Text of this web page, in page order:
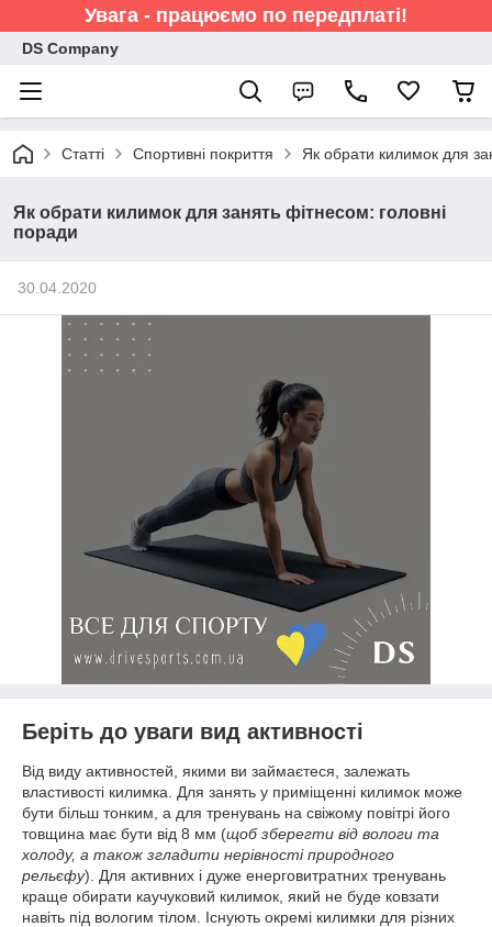
Увага - працюємо по передплаті!
DS Company
Статті Спортивні покриття Як обрати килимок для
Як обрати килимок для занять фітнесом: головні
поради
30.04.2020
Беріть до уваги вид активності
Від виду активностей, якими ви займаєтеся, залежать
властивості килимка. Для занять у приміщенні килимок може
бути більш тонким, а для тренувань на свіжому повітрі його
товщина має бути від 8 мм (щоб зберегти від вологи та
холоду, а також згладити нерівності природного
рельєфу). Для активних і дуже енерговитратних тренувань
краще обирати каучуковий килимок, який не буде ковзати
навіть під вологим тілом. Існують окремі килимки для різних